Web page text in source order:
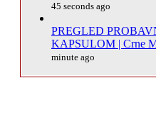
45 seconds ago
PREGLED
KAPSULOM | Crne
minute ago